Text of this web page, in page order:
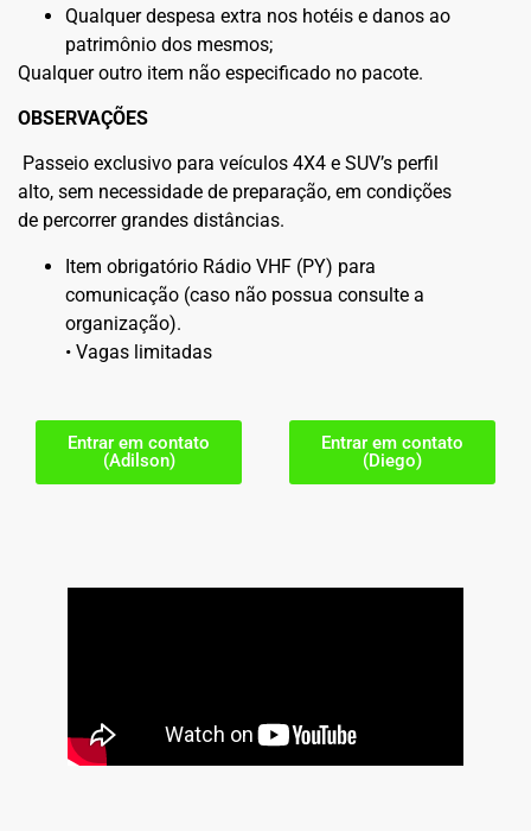
Qualquer despesa extra nos hotéis e danos ao
patrimônio dos mesmos;
Qualquer outro item não especificado no pacote.
OBSERVAÇÕES
Passeio exclusivo para veículos 4X4 e SUV’s perfil
alto, sem necessidade de preparação, em condições
de percorrer grandes distâncias.
Item obrigatório Rádio VHF (PY) para
comunicação (caso não possua consulte a
organização).
• Vagas limitadas
Entrar em contato
(Adilson)
Entrar em contato
(Diego)